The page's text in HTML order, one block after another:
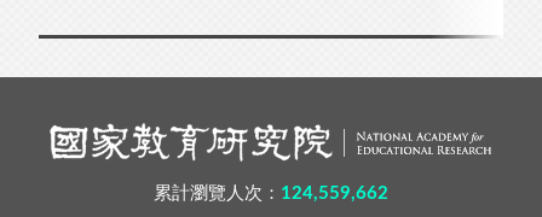
累計瀏覽人次： 124,559,662